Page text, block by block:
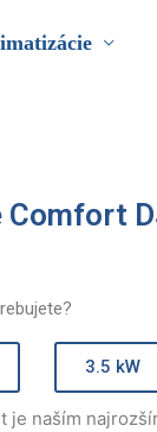
Comfort
3.5 kW
je naším